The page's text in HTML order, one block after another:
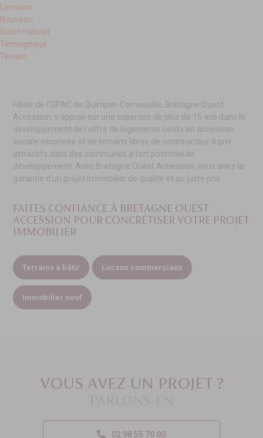
Livraison
Nouveau
Salon Habitat
Témoignage
Terrain
Filiale de l'OPAC de Quimper-Cornouaille, Bretagne Ouest
Accession, s'appuie sur une expertise de plus de 15 ans dans le
développement de l'offre de logements neufs en accession
sociale sécurisée et de terrains libres de constructeur à prix
attractifs dans des communes à fort potentiel de
développement. Avec Bretagne Ouest Accession, vous avez la
garantie d’un projet immobilier de qualité et au juste prix.
FAITES CONFIANCE À BRETAGNE OUEST
ACCESSION POUR CONCRÉTISER VOTRE PROJET
IMMOBILIER
Terrains à bâtir Locaux commerciaux
Immobilier neuf
VOUS AVEZ UN PROJET ?
02 98 55 70 00